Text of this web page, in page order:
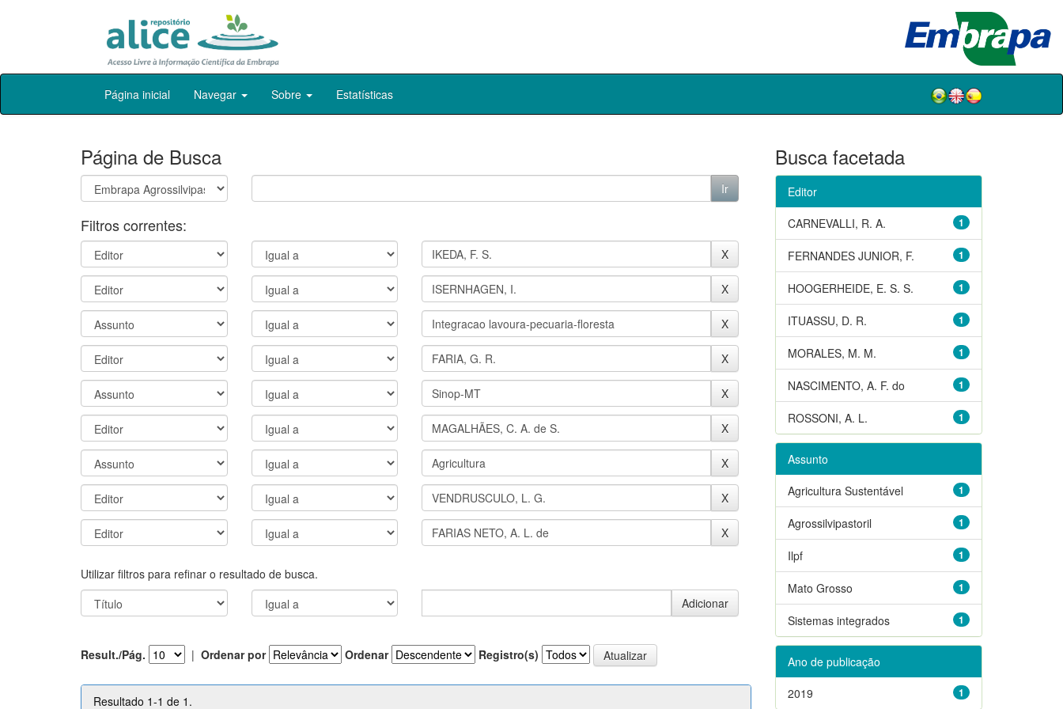
Skip
Página inicial Navegar Sobre Estatísticas
Página de Busca
Filtros correntes:
Utilizar filtros para refinar o resultado de busca.
Result./Pág. | Ordenar por Ordenar Registro(s)
Resultado 1-1 de 1.
Busca facetada
Editor
1
CARNEVALLI, R. A.
1
FERNANDES JUNIOR, F.
1
HOOGERHEIDE, E. S. S.
1
ITUASSU, D. R.
1
MORALES, M. M.
1
NASCIMENTO, A. F. do
1
ROSSONI, A. L.
Assunto
1
Agricultura Sustentável
1
Agrossilvipastoril
1
Ilpf
1
Mato Grosso
1
Sistemas integrados
Ano de publicação
1
2019